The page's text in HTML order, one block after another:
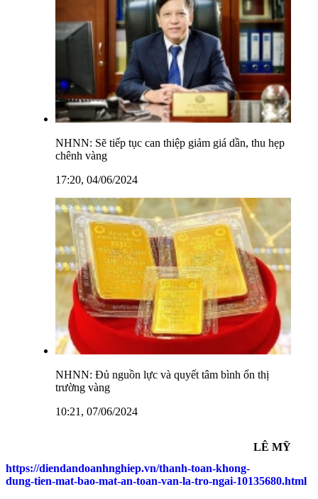
NHNN: Sẽ tiếp tục can thiệp giảm giá dần, thu hẹp
chênh vàng
17:20, 04/06/2024
NHNN: Đủ nguồn lực và quyết tâm bình ổn thị
trường vàng
10:21, 07/06/2024
LÊ MỸ
https://diendandoanhnghiep.vn/thanh-toan-khong-
dung-tien-mat-bao-mat-an-toan-van-la-tro-ngai-10135680.html